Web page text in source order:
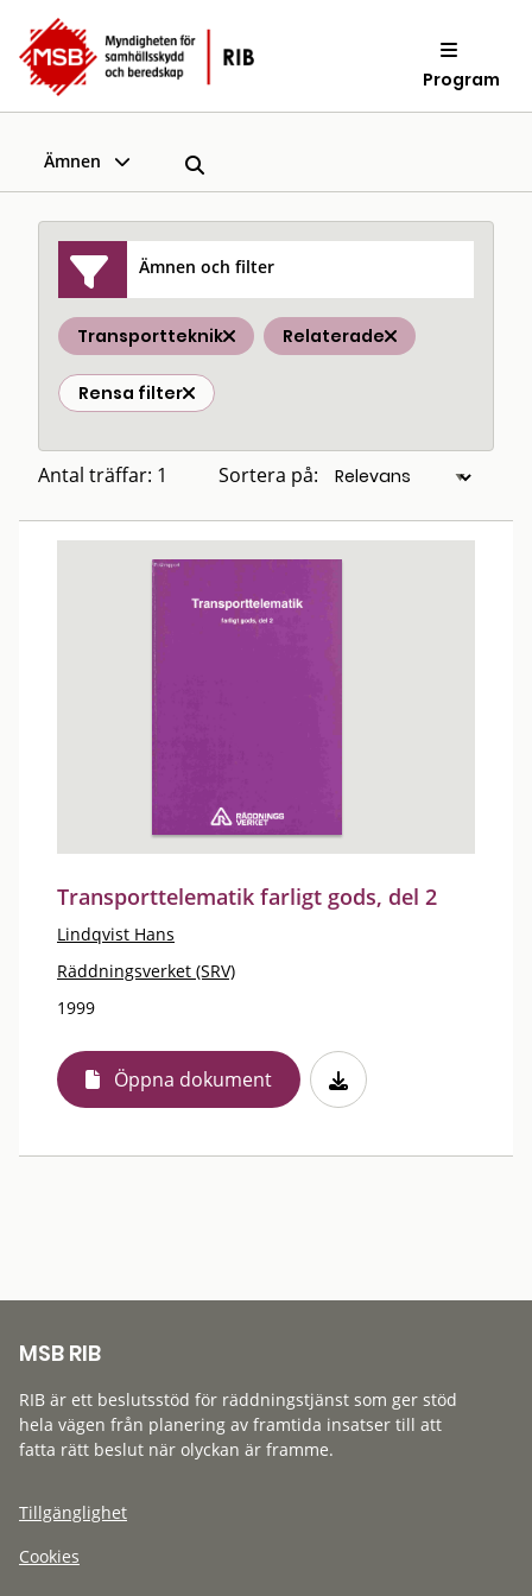
Program
Ämnen
Ämnen och filter
Transportteknik Relaterade
Rensa filter
Antal träffar: 1 Sortera på:
Transporttelematik farligt gods, del 2
Lindqvist Hans
Räddningsverket (SRV)
1999
Öppna dokument
MSB RIB
RIB är ett beslutsstöd för räddningstjänst som ger stöd
hela vägen från planering av framtida insatser till att
fatta rätt beslut när olyckan är framme.
Tillgänglighet
Cookies